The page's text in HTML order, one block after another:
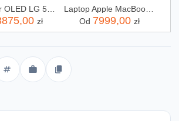
Telewizor OLED LG 55C54LA 55 cali 4K UHD
zł
Laptop Apple MacBook Pro 2025 14" M5/16GB/512GB/macOS (MDE04ZEA)
Od 7999,00 zł